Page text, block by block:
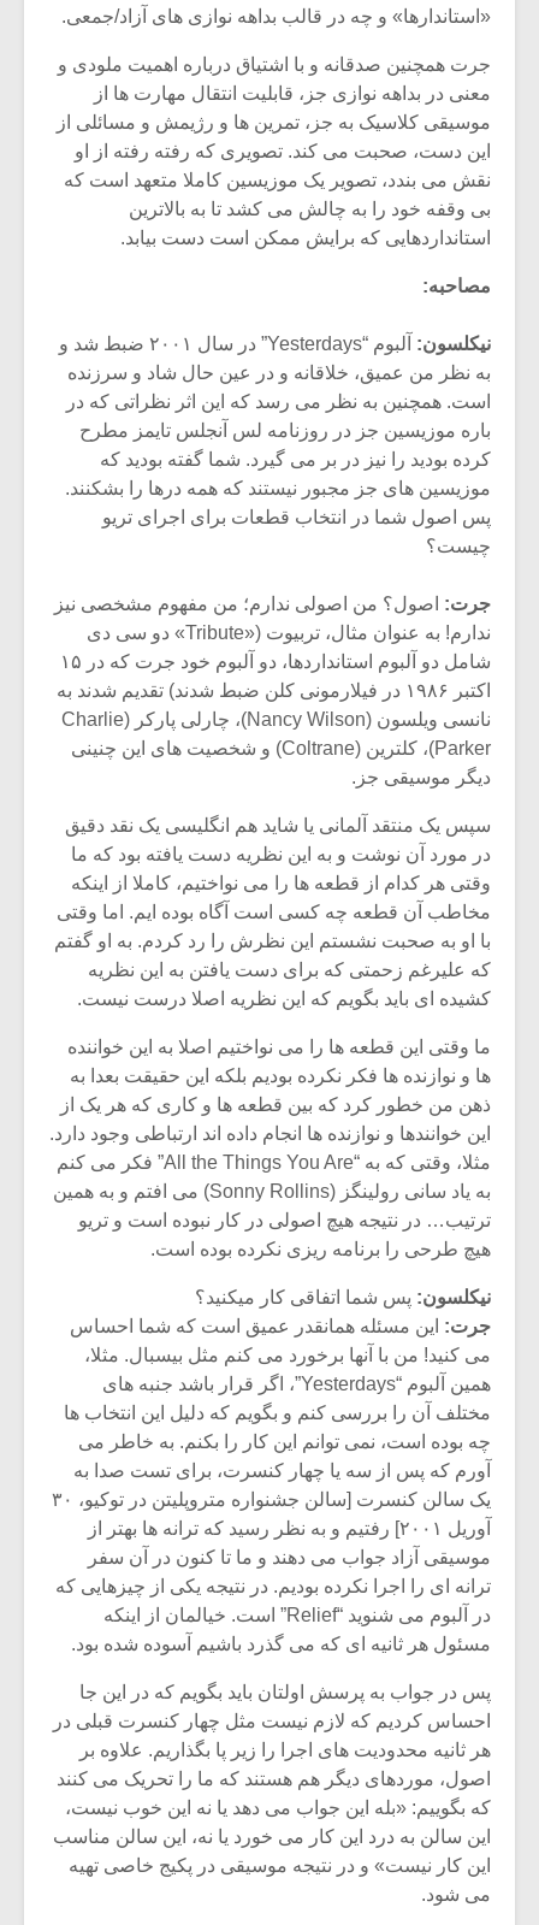
«استاندارها» و چه در قالب بداهه نوازی های آزاد/جمعی.
جرت همچنین صدقانه و با اشتیاق درباره اهمیت ملودی و
معنی در بداهه نوازی جز، قابلیت انتقال مهارت ها از
موسیقی کلاسیک به جز، تمرین ها و رژیمش و مسائلی از
این دست، صحبت می کند. تصویری که رفته رفته از او
نقش می بندد، تصویر یک موزیسین کاملا متعهد است که
بی وقفه خود را به چالش می کشد تا به بالاترین
استانداردهایی که برایش ممکن است دست بیابد.
مصاحبه:
نیکلسون:
آلبوم “Yesterdays” در سال ۲۰۰۱ ضبط شد و
به نظر من عمیق، خلاقانه و در عین حال شاد و سرزنده
است. همچنین به نظر می رسد که این اثر نظراتی که در
باره موزیسین جز در روزنامه لس آنجلس تایمز مطرح
کرده بودید را نیز در بر می گیرد. شما گفته بودید که
موزیسین های جز مجبور نیستند که همه درها را بشکنند.
پس اصول شما در انتخاب قطعات برای اجرای تریو
چیست؟
جرت: اصول؟ من اصولی ندارم؛ من مفهوم مشخصی نیز
ندارم! به عنوان مثال، تربیوت («Tribute» دو سی دی
شامل دو آلبوم استانداردها، دو آلبوم خود جرت که در ۱۵
اکتبر ۱۹۸۶ در فیلارمونی کلن ضبط شدند) تقدیم شدند به
نانسی ویلسون (Nancy Wilson)، چارلی پارکر (Charlie
Parker)، کلترین (Coltrane) و شخصیت های این چنینی
دیگر موسیقی جز.
سپس یک منتقد آلمانی یا شاید هم انگلیسی یک نقد دقیق
در مورد آن نوشت و به این نظریه دست یافته بود که ما
وقتی هر کدام از قطعه ها را می نواختیم، کاملا از اینکه
مخاطب آن قطعه چه کسی است آگاه بوده ایم. اما وقتی
با او به صحبت نشستم این نظرش را رد کردم. به او گفتم
که علیرغم زحمتی که برای دست یافتن به این نظریه
کشیده ای باید بگویم که این نظریه اصلا درست نیست.
ما وقتی این قطعه ها را می نواختیم اصلا به این خواننده
ها و نوازنده ها فکر نکرده بودیم بلکه این حقیقت بعدا به
ذهن من خطور کرد که بین قطعه ها و کاری که هر یک از
این خوانندها و نوازنده ها انجام داده اند ارتباطی وجود دارد.
مثلا، وقتی که به “All the Things You Are” فکر می کنم
به یاد سانی رولینگز (Sonny Rollins) می افتم و به همین
ترتیب… در نتیجه هیچ اصولی در کار نبوده است و تریو
هیچ طرحی را برنامه ریزی نکرده بوده است.
نیکلسون: پس شما اتفاقی کار میکنید؟
جرت: این مسئله همانقدر عمیق است که شما احساس
می کنید! من با آنها برخورد می کنم مثل بیسبال. مثلا،
همین آلبوم “Yesterdays”، اگر قرار باشد جنبه های
مختلف آن را بررسی کنم و بگویم که دلیل این انتخاب ها
چه بوده است، نمی توانم این کار را بکنم. به خاطر می
آورم که پس از سه یا چهار کنسرت، برای تست صدا به
یک سالن کنسرت [سالن جشنواره متروپلیتن در توکیو، ۳۰
آوریل ۲۰۰۱] رفتیم و به نظر رسید که ترانه ها بهتر از
موسیقی آزاد جواب می دهند و ما تا کنون در آن سفر
ترانه ای را اجرا نکرده بودیم. در نتیجه یکی از چیزهایی که
در آلبوم می شنوید “Relief” است. خیالمان از اینکه
مسئول هر ثانیه ای که می گذرد باشیم آسوده شده بود.
پس در جواب به پرسش اولتان باید بگویم که در این جا
احساس کردیم که لازم نیست مثل چهار کنسرت قبلی در
هر ثانیه محدودیت های اجرا را زیر پا بگذاریم. علاوه بر
اصول، موردهای دیگر هم هستند که ما را تحریک می کنند
که بگوییم: «بله این جواب می دهد یا نه این خوب نیست،
این سالن به درد این کار می خورد یا نه، این سالن مناسب
این کار نیست» و در نتیجه موسیقی در پکیج خاصی تهیه
می شود.
میکلوش روژا
اگر نمی توانی
مشهورترین باشی،
بدنام ترین باش
سکانسی
موسیقی